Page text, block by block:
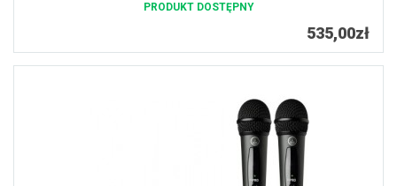
PRODUKT DOSTĘPNY
535,00zł